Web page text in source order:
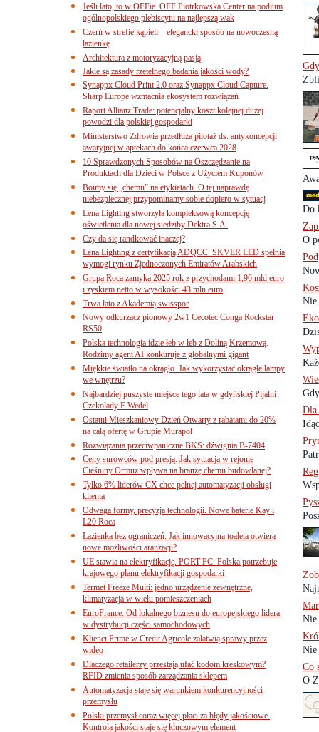
Do
O
Nie
Dla
Nie
Nie
Co
O
Jeśli lato, to w OFFie. OFF Piotrkowska Center na podium
ogólnopolskiego plebiscytu na najlepszą wak
Czerń w strefie kąpieli – elegancki sposób na nowoczesną
łazienkę
Architektura z motoryzacyjną pasją
Jakie są zasady rzetelnego badania jakości wody?
Synappx Cloud Print 2.0 oraz Synappx Cloud Capture.
Sharp Europe wzmacnia ekosystem rozwiązań
Raport Allianz Trade: potencjalny koszt kolejnej dużej
powodzi dla polskiej gospodarki
Ministerstwo Zdrowia przedłuża pilotaż ds. antykoncepcji
awaryjnej w aptekach do końca czerwca 2028
10 Sprawdzonych Sposobów na Oszczędzanie na
Produktach dla Dzieci w Polsce z Użyciem Kuponów
Boimy się „chemii” na etykietach. O tej naprawdę
niebezpiecznej przypominamy sobie dopiero w sytuacj
Lena Lighting stworzyła kompleksową koncepcję
oświetlenia dla nowej siedziby Dektra S.A.
Czy da się randkować inaczej?
Lena Lighting z certyfikacją ADQCC. SKVER LED spełnia
wymogi rynku Zjednoczonych Emiratów Arabskich
Grupa Roca zamyka 2025 rok z przychodami 1,96 mld euro
i zyskiem netto w wysokości 43 mln euro
Trwa lato z Akademią swisspor
Nowy odkurzacz pionowy 2w1 Cecotec Conga Rockstar
RS50
Polska technologia idzie łeb w łeb z Doliną Krzemową.
Rodzimy agent AI konkuruje z globalnymi gigant
Miękkie światło na okrągło. Jak wykorzystać okrągłe lampy
we wnętrzu?
Najbardziej puszyste miejsce tego lata w gdyńskiej Pijalni
Czekolady E.Wedel
Ostatni Mieszkaniowy Dzień Otwarty z rabatami do 20%
na całą ofertę w Grupie Murapol
Rozwiązania przeciwpaniczne BKS: dźwignia B-7404
Ceny surowców pod presją. Jak sytuacja w rejonie
Cieśniny Ormuz wpływa na branżę chemii budowlanej?
Tylko 6% liderów CX chce pełnej automatyzacji obsługi
klienta
Odwaga formy, precyzja technologii. Nowe baterie Kay i
L20 Roca
Łazienka bez ograniczeń. Jak innowacyjna toaleta otwiera
nowe możliwości aranżacji?
UE stawia na elektryfikację. PORT PC: Polska potrzebuje
krajowego planu elektryfikacji gospodarki
Termet Freeze Multi: jedno urządzenie zewnętrzne,
klimatyzacja w wielu pomieszczeniach
EuroFrance: Od lokalnego biznesu do europejskiego lidera
w dystrybucji części samochodowych
Klienci Prime w Credit Agricole załatwią sprawy przez
wideo
Dlaczego retailerzy przestają ufać kodom kreskowym?
RFID zmienia sposób zarządzania sklepem
Automatyzacja staje się warunkiem konkurencyjności
przemysłu
Polski przemysł coraz więcej płaci za błędy jakościowe.
Kontrola jakości staje się kluczowym element